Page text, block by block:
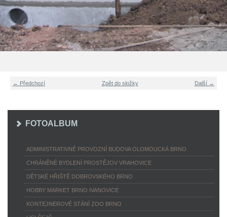
← Předchozí Další →
Zpět do složky
FOTOALBUM
ADMINISTRATIVNĚ PROVOZNÍ BUDOVA OLOMOUCKÁ BRNO
CHRÁNĚNÉ BYDLENÍ PROSTĚJOV VRAHOVICE
DĚTSKÉ HŘIŠTĚ DOBROVSKÉHO BRNO
HOBBY MARKET BRNO IVANOVICE
KONTEJNEROVÉ STÁNÍ ZOO BRNO